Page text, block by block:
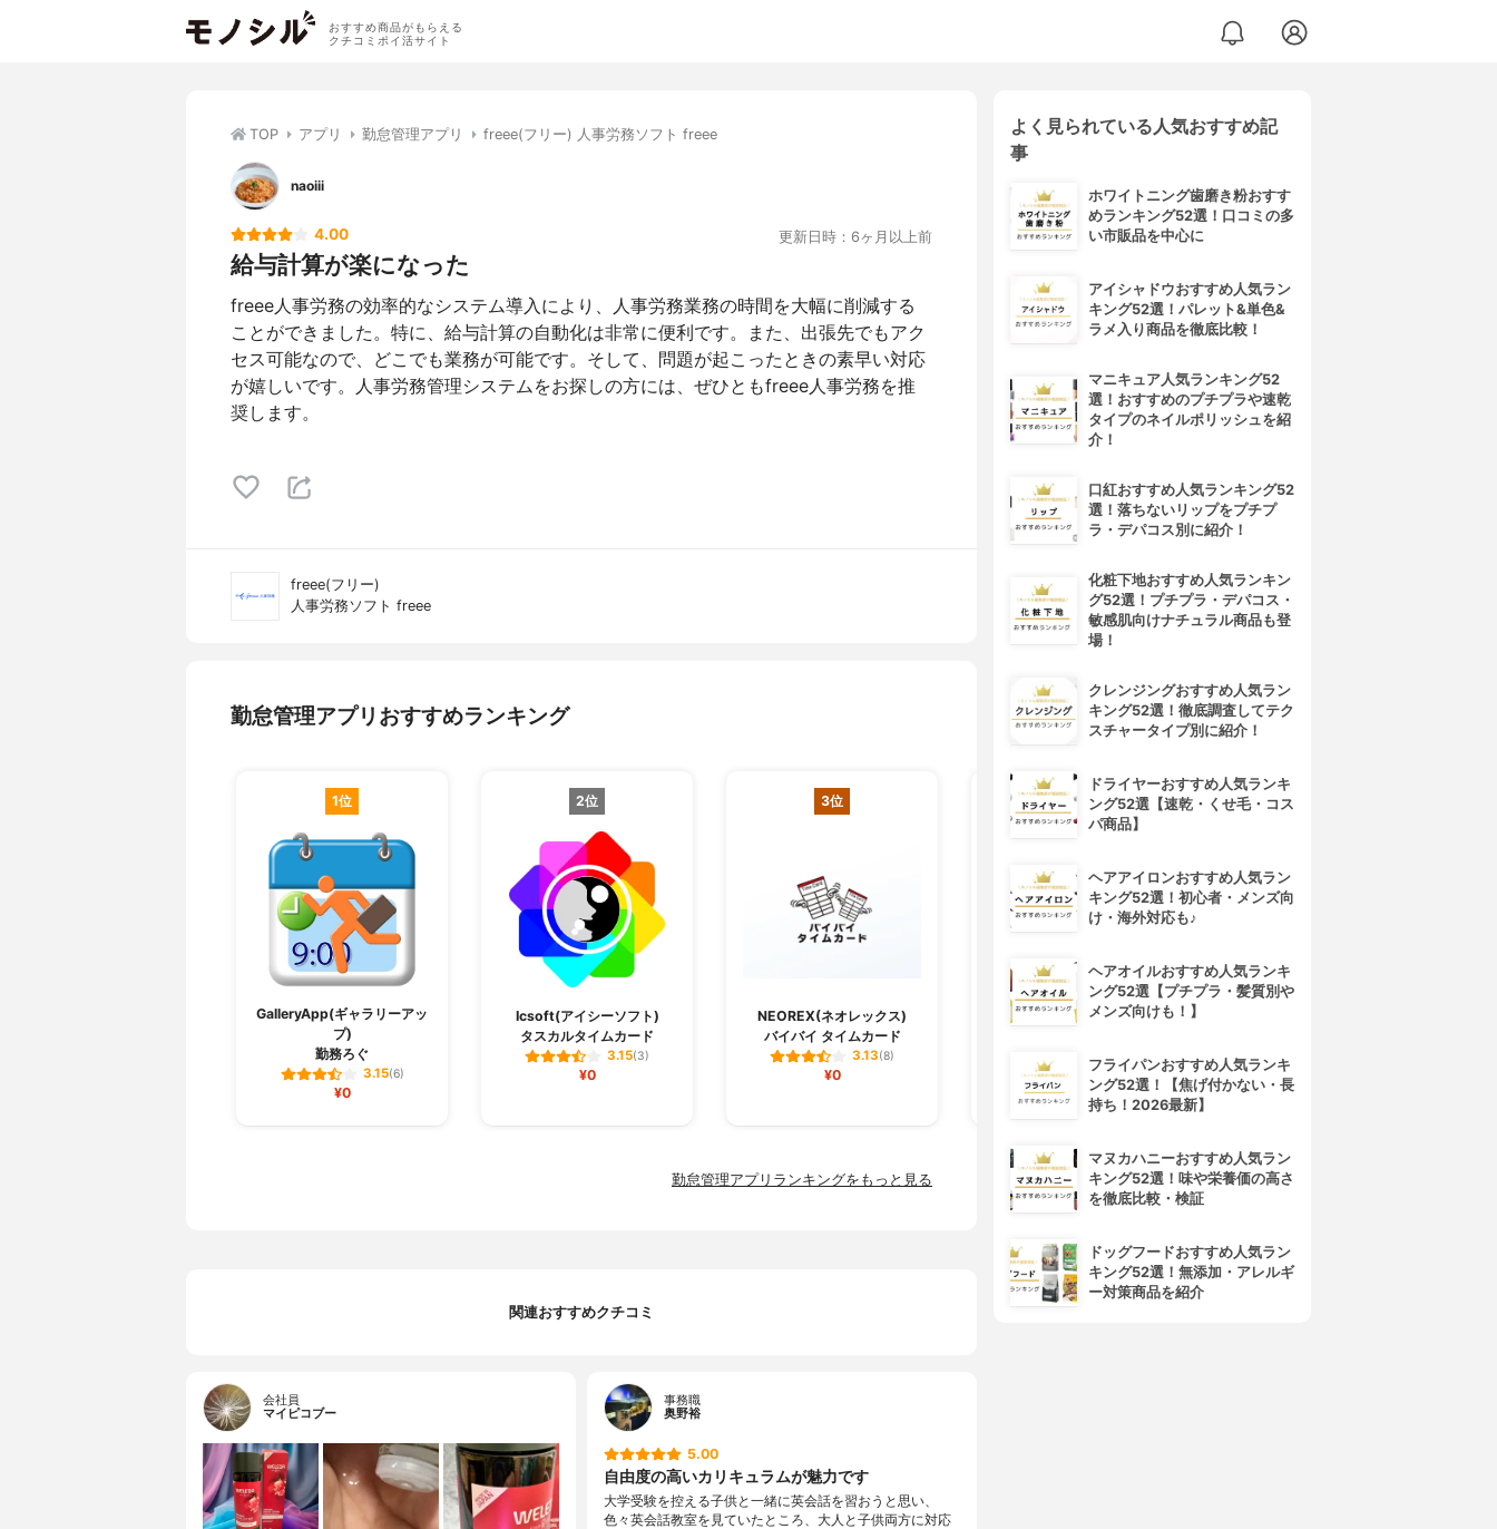
おすすめ商品がもらえる
クチコミポイ活サイト
TOP アプリ 勤怠管理アプリ freee(フリー) 人事労務ソフト freee
naoiii
4.00 更新日時：6ヶ月以上前
給与計算が楽になった
freee人事労務の効率的なシステム導入により、人事労務業務の時間を大幅に削減する
ことができました。特に、給与計算の自動化は非常に便利です。また、出張先でもアク
セス可能なので、どこでも業務が可能です。そして、問題が起こったときの素早い対応
が嬉しいです。人事労務管理システムをお探しの方には、ぜひともfreee人事労務を推
奨します。
freee(フリー)
人事労務ソフト freee
勤怠管理アプリおすすめランキング
1位
GalleryApp(ギャラリーアッ
プ)
勤務ろぐ
3.15(6)
¥0
2位
Icsoft(アイシーソフト)
タスカルタイムカード
3.15(3)
¥0
3位
NEOREX(ネオレックス)
バイバイ タイムカード
3.13(8)
¥0
4位
中央システム(ChuoSystem)
3.13 (6)
勤怠管理アプリランキングをもっと見る
関連おすすめクチコミ
会社員
マイピコブー
事務職
奥野裕
5.00
自由度の高いカリキュラムが魅力です
大学受験を控える子供と一緒に英会話を習おうと思い、
色々英会話教室を見ていたところ、大人と子供両方に対応
よく見られている人気おすすめ記
事
ホワイトニング歯磨き粉おすす
めランキング52選！口コミの多
い市販品を中心に
アイシャドウおすすめ人気ラン
キング52選！パレット&単色&
ラメ入り商品を徹底比較！
マニキュア人気ランキング52
選！おすすめのプチプラや速乾
タイプのネイルポリッシュを紹
介！
口紅おすすめ人気ランキング52
選！落ちないリップをプチプ
ラ・デパコス別に紹介！
化粧下地おすすめ人気ランキン
グ52選！プチプラ・デパコス・
敏感肌向けナチュラル商品も登
場！
クレンジングおすすめ人気ラン
キング52選！徹底調査してテク
スチャータイプ別に紹介！
ドライヤーおすすめ人気ランキ
ング52選【速乾・くせ毛・コス
パ商品】
ヘアアイロンおすすめ人気ラン
キング52選！初心者・メンズ向
け・海外対応も♪
ヘアオイルおすすめ人気ランキ
ング52選【プチプラ・髪質別や
メンズ向けも！】
フライパンおすすめ人気ランキ
ング52選！【焦げ付かない・長
持ち！2026最新】
マヌカハニーおすすめ人気ラン
キング52選！味や栄養価の高さ
を徹底比較・検証
ドッグフードおすすめ人気ラン
キング52選！無添加・アレルギ
ー対策商品を紹介